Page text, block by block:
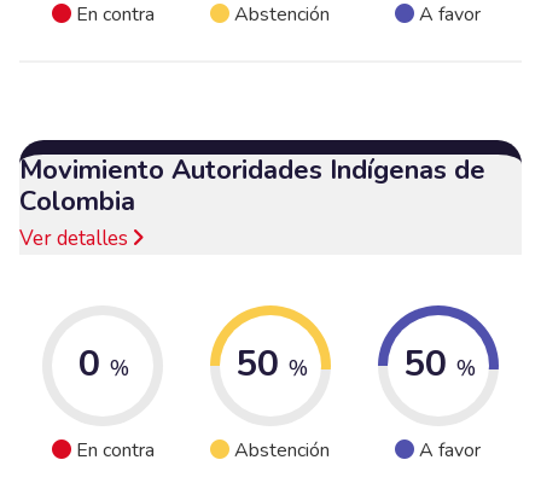
En contra Abstención A favor
Movimiento Autoridades Indígenas de
Colombia
Ver detalles
0 %
En contra
50 %
Abstención
50 %
A favor